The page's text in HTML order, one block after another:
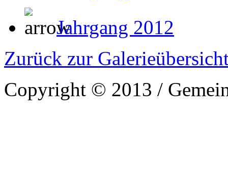
Jahrgang 2012
Zurück zur
Copyright © 2013 /